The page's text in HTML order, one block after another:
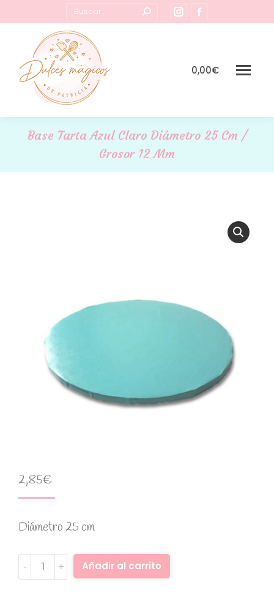
Buscar:
Instagram
page
new
page
in
0,00€
Base Tarta Azul Claro Diámetro 25 Cm /
Grosor 12 Mm
2,85€
Diámetro 25 cm
Base
tarta
Añadir al carrito